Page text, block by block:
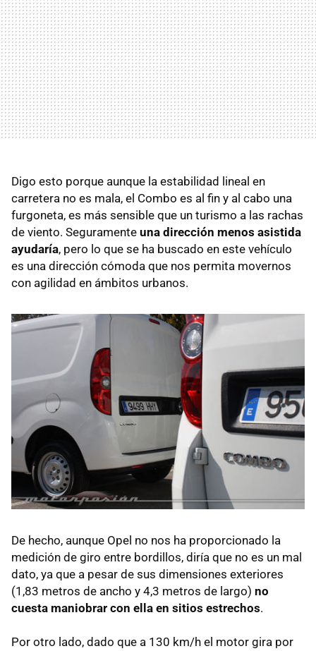
Digo esto porque aunque la estabilidad lineal en
carretera no es mala, el Combo es al fin y al cabo una
furgoneta, es más sensible que un turismo a las rachas
de viento. Seguramente una dirección menos asistida
ayudaría, pero lo que se ha buscado en este vehículo
es una dirección cómoda que nos permita movernos
con agilidad en ámbitos urbanos.
De hecho, aunque Opel no nos ha proporcionado la
medición de giro entre bordillos, diría que no es un mal
dato, ya que a pesar de sus dimensiones exteriores
(1,83 metros de ancho y 4,3 metros de largo) no
cuesta maniobrar con ella en sitios estrechos.
Por otro lado, dado que a 130 km/h el motor gira por